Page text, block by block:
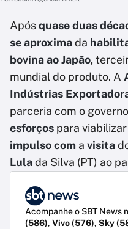
Apósquase duas
se aproximada
bovina ao Japão,
mundial do produto. A
Indústrias
parceria com o
esforços para
impulso com a visita
Lulada Silva (PT) ao
Acompanhe o SBT News
(586), Vivo (576), Sky